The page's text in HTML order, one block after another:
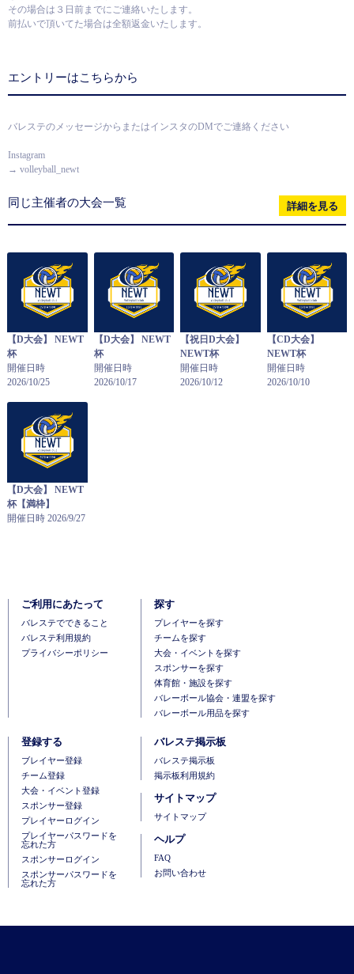
その場合は３日前までにご連絡いたします。
前払いで頂いてた場合は全額返金いたします。
エントリーはこちらから
バレステのメッセージからまたはインスタのDMでご連絡ください
Instagram
→ volleyball_newt
同じ主催者の大会一覧 詳細を見る
【D大会】 NEWT
杯
開催日時
2026/10/25
【D大会】 NEWT
杯
開催日時
2026/10/17
【祝日D大会】
NEWT杯
開催日時
2026/10/12
【CD大会】
NEWT杯
開催日時
2026/10/10
【D大会】 NEWT
杯【満枠】
開催日時 2026/9/27
ご利用にあたって
バレステでできること
バレステ利用規約
プライバシーポリシー
探す
プレイヤーを探す
チームを探す
大会・イベントを探す
スポンサーを探す
体育館・施設を探す
バレーボール協会・連盟を探す
バレーボール用品を探す
登録する
ブレイヤー登録
チーム登録
大会・イベント登録
スポンサー登録
プレイヤーログイン
プレイヤーパスワードを
忘れた方
スポンサーログイン
スポンサーパスワードを
忘れた方
バレステ掲示板
バレステ掲示板
掲示板利用規約
サイトマップ
サイトマップ
ヘルプ
FAQ
お問い合わせ